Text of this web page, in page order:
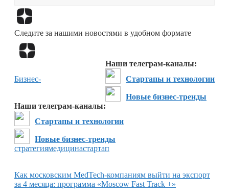
Следите за нашими новостями в удобном формате
Наши телеграм-каналы:
Стартапы и технологии
Новые бизнес-тренды
Наши телеграм-каналы:
Стартапы и технологии
Новые бизнес-тренды
Бизнес-
стратегиямедицинастартап
Как московским MedTech-компаниям выйти на экспорт
за 4 месяца: программа «Moscow Fast Track +»